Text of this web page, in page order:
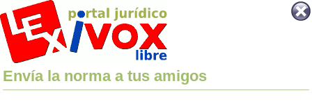
Envía la norma a tus amigos